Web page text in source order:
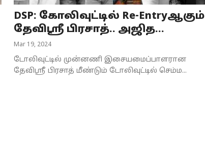
DSP: கோலிவுட்டில் Re-Entryஆகும்
தேவிஸ்ரீ பிரசாத்.. அஜித...
Mar 19, 2024
டோலிவுட்டில் முன்னணி இசையமைப்பாளரான
தேவிஸ்ரீ பிரசாத் மீண்டும் டோலிவுட்டில் செம்ம...